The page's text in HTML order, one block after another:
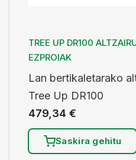
TREE UP DR100
EZPROIAK
Lan bertikaletarako
Tree Up DR100
479,34 €
Saskira gehitu